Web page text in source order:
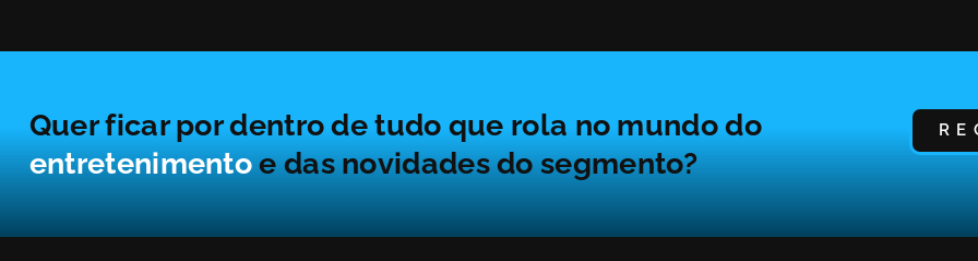
Quer ficar por dentro de tudo que rola no mundo do
entretenimentoe das novidades do segmento?